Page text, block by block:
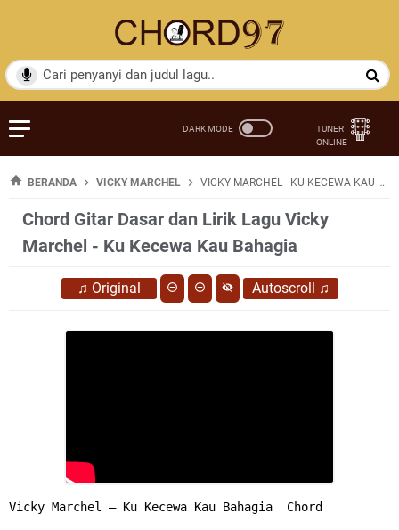
BERANDA VICKY MARCHEL VICKY MARCHEL - KU KECEWA KAU BAHAGIA
Chord Gitar Dasar dan Lirik Lagu Vicky
Marchel - Ku Kecewa Kau Bahagia
♫ Original Autoscroll ♫
Vicky Marchel – Ku Kecewa Kau Bahagia  Chord